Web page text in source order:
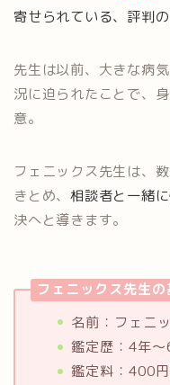
寄せられている、評判の
先生は以前、大きな病
況に迫られたことで、
意。
フェニックス先生は、
きとめ、相談者と一緒に
決へと導きます。
フェニックス先生の
名前：フェニ
鑑定歴：4年〜
鑑定料：400円